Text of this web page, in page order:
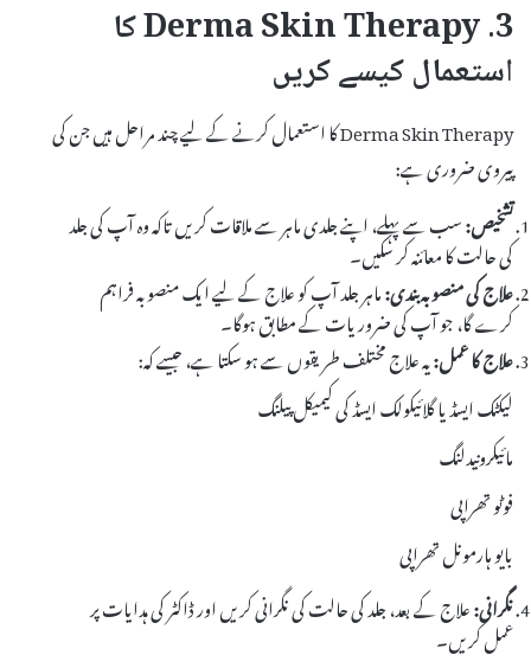
3. Derma Skin Therapy کا
استعمال کیسے کریں
Derma Skin Therapy کا استعمال کرنے کے لیے چند مراحل ہیں جن کی
پیروی ضروری ہے:
تشخیص:سب سے پہلے، اپنے جلدی ماہر سے ملاقات کریں تاکہ وہ آپ کی جلد
کی حالت کا معائنہ کر سکیں۔
علاج کی منصوبہ بندی:ماہر جلد آپ کو علاج کے لیے ایک منصوبہ فراہم
کرے گا، جو آپ کی ضروریات کے مطابق ہوگا۔
علاج کا عمل:یہ علاج مختلف طریقوں سے ہو سکتا ہے، جیسے کہ:
لیکٹک ایسڈ یا گلائیکولک ایسڈ کی کیمیکل پیلنگ
مائیکرونیدلنگ
فوٹو تھراپی
بایو ہارمونل تھراپی
نگرانی:علاج کے بعد، جلد کی حالت کی نگرانی کریں اور ڈاکٹر کی ہدایات پر
عمل کریں۔